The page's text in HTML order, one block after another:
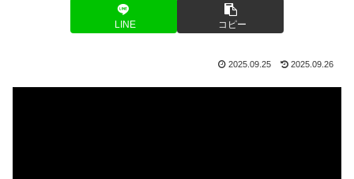
LINE コピー
2025.09.25 2025.09.26